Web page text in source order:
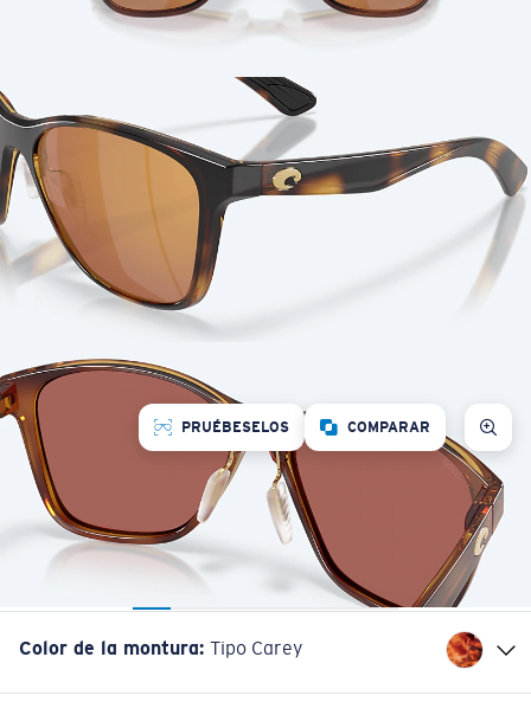
PRUÉBESELOS COMPARAR
Color de la montura: Tipo Carey